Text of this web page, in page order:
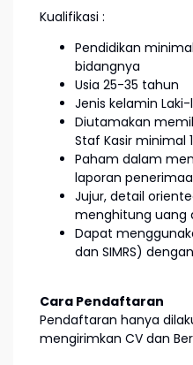
Kualifikasi :
Pendidikan
bidangnya
Usia 25-35 tahun
Jenis kelamin
Diutamakan
Staf Kasir minimal
Paham dalam
laporan
Jujur, detail
menghitung uang
Dapat
dan SIMRS)
Cara Pendaftaran
Pendaftaran hanya
mengirimkan CV dan